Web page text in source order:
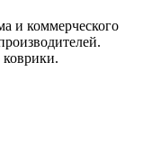
и коммерческого